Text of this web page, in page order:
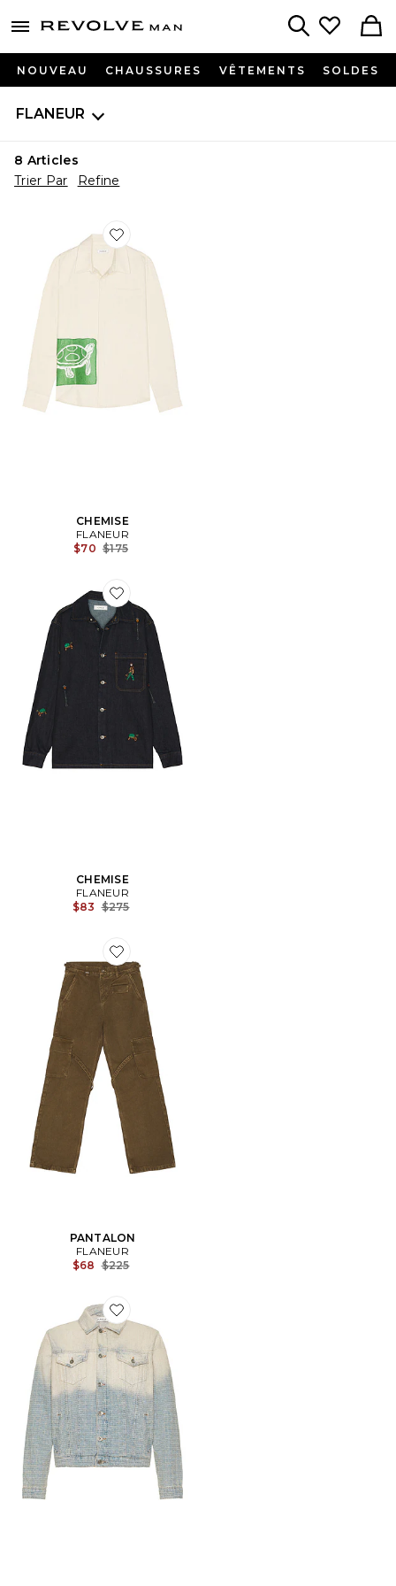
menu - shows more content
Revolve
NOUVEAU CHAUSSURES VÊTEMENTS SOLDES
FLANEUR
8 Articles
Trier Par
Refine
Favorite CHEMISE
CHEMISE
FLANEUR
$70 Previous price:
$175
Favorite CHEMISE
CHEMISE
FLANEUR
$83 Previous price:
$275
Favorite PANTALON
PANTALON
FLANEUR
$68 Previous price:
$225
Favorite BLOUSON